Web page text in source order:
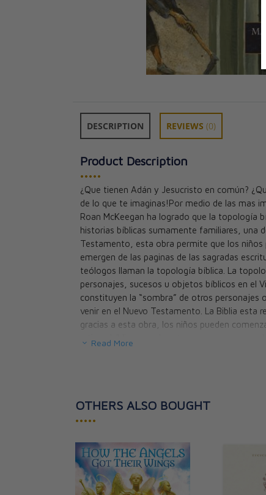
DESCRIPTION REVIEWS (0)
Product Description
•••••
¿Que tienen Adán y Jesucristo en común?
de lo que te imaginas!Por medio de las mas
Roan McKeegan ha logrado que la topología
historias bíblicas sumamente familiares, una
Testamento, esta obra permite que los
emergen de las paginas de las sagradas
teólogos llaman la topología bíblica. La
personajes, sucesos u objetos bíblicos en el
constituyen la “sombra” de otros personajes
venir en el Nuevo Testamento. La Biblia esta
gracias a esta obra, los niños pueden
y tipos bíblicos, y, de esta manera,
Read More
Into the Sea
Jonah and
Maura Roan
CAD $26.95
OTHERS ALSO BOUGHT
•••••